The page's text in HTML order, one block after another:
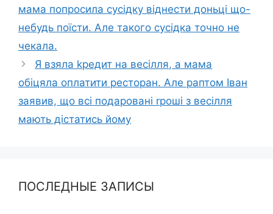
мама попросила сусідку віднести доньці що-
небудь поїсти. Але такого сусідка точно не
чекала.
Я взяла kредит на весілля, а мама
обіцяла оплатити ресторан. Але раптом Іван
заявив, що всі подаровані rроші з весілля
мають дістатись йому
ПОСЛЕДНЫЕ ЗАПИСЫ